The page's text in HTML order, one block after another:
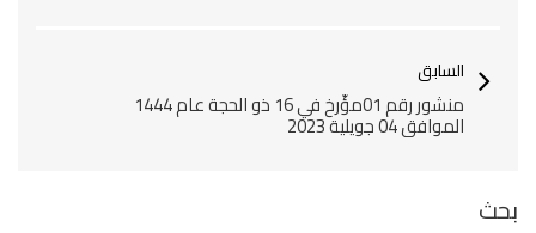
السابق
منشور رقم 01مؤّرخ في 16 ذو الحجة عام 1444
الموافق 04 جويلية 2023
بحث